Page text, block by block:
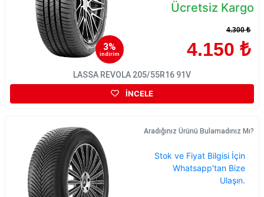
3%
indirim
Ücretsiz Kargo
4.300 ₺
4.150 ₺
LASSA REVOLA 205/55R16 91V
İNCELE
Aradığınız Ürünü Bulamadınız Mı?
Stok ve Fiyat Bilgisi İçin
Whatsapp'tan Bize
Ulaşın.